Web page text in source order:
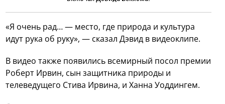
«Я очень рад… — место, где природа и культура
идут рука об руку», — сказал Дэвид в видеоклипе.
В видео также появились всемирный посол премии
Роберт Ирвин, сын защитника природы и
телеведущего Стива Ирвина, и Ханна Уоддингем.